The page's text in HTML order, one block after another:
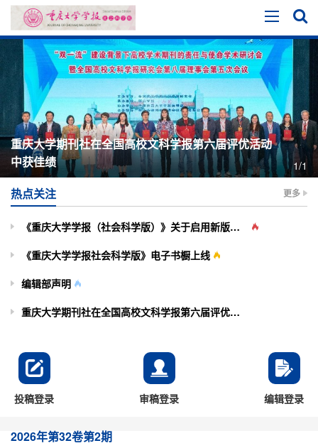
重庆大学期刊社在全国高校文科学报第六届评优活动
中获佳绩
1/1
热点关注 更多
《重庆大学学报（社会科学版）》关于启用新版投审稿系统的通知
《重庆大学学报社会科学版》电子书橱上线
编辑部声明
重庆大学期刊社在全国高校文科学报第六届评优活动中获佳绩
投稿登录 审稿登录 编辑登录
2026年第32卷第2期